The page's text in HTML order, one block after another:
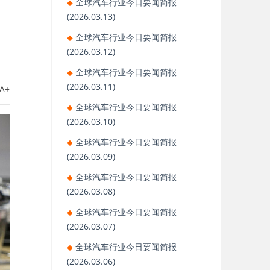
A+
(2026.03.13)
全球汽车行业今日要闻简报
(2026.03.12)
全球汽车行业今日要闻简报
(2026.03.11)
全球汽车行业今日要闻简报
(2026.03.10)
全球汽车行业今日要闻简报
(2026.03.09)
全球汽车行业今日要闻简报
(2026.03.08)
全球汽车行业今日要闻简报
(2026.03.07)
全球汽车行业今日要闻简报
(2026.03.06)